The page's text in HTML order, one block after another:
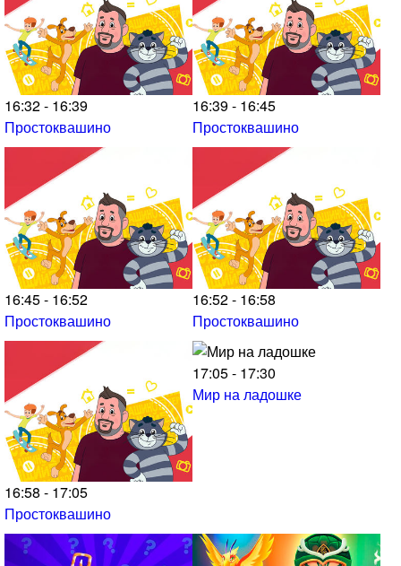
16:32 - 16:39
Простоквашино
16:39 - 16:45
Простоквашино
16:45 - 16:52
Простоквашино
16:52 - 16:58
Простоквашино
16:58 - 17:05
Простоквашино
17:05 - 17:30
Мир на ладошке